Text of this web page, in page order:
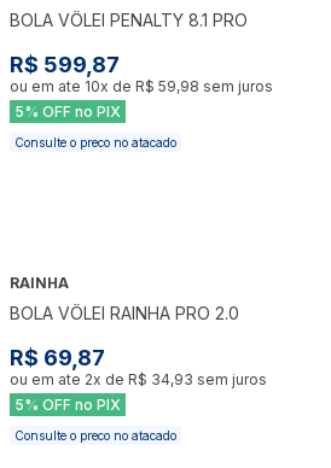
BOLA VÔLEI PENALTY 8.1 PRO
R$ 599,87
ou em ate 10x de R$ 59,98 sem juros
5% OFF no PIX
Consulte o preco no atacado
RAINHA
BOLA VÔLEI RAINHA PRO 2.0
R$ 69,87
ou em ate 2x de R$ 34,93 sem juros
5% OFF no PIX
Consulte o preco no atacado